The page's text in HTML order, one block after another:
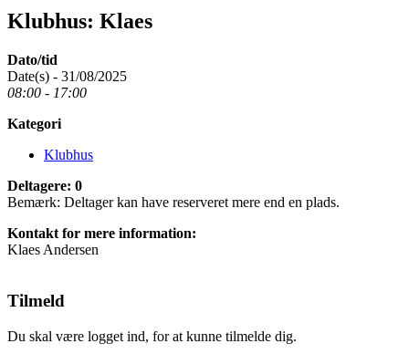
Klubhus: Klaes
Dato/tid
Date(s) - 31/08/2025
08:00 - 17:00
Kategori
Klubhus
Deltagere: 0
Bemærk: Deltager kan have reserveret mere end en plads.
Kontakt for mere information:
Klaes Andersen
Tilmeld
Du skal være logget ind, for at kunne tilmelde dig.